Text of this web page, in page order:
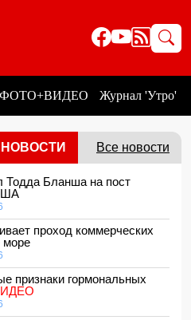
ФОТО+ВИДЕО Журнал 'Утро'
Все новости
Тодда Бланша на пост
проход коммерческих
море
признаки гормональных